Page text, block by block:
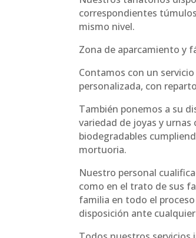
correspondientes
mismo nivel.
Zona de aparcamiento y
Contamos con un
personalizada, con
También ponemos a su
variedad de joyas y
biodegradables
mortuoria.
Nuestro personal
como en el trato de sus
familia en todo el
disposición ante